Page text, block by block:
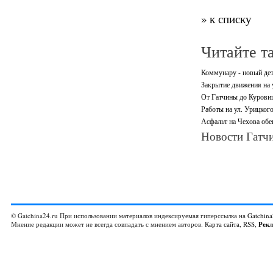
» к списку
Читайте
Коммунару - новый
Закрытие движения
От Гатчины до
Работы на ул.
Асфальт на Чехова
Новости
© Gatchina24.ru При использовании материалов индексируемая гиперссылка на
Мнение редакции может не всегда совпадать с мнением авторов. Карта сайта, RSS,